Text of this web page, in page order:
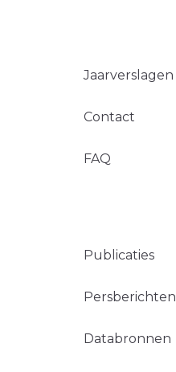
Jaarverslagen
Contact
FAQ
Publicaties
Persberichten
Databronnen